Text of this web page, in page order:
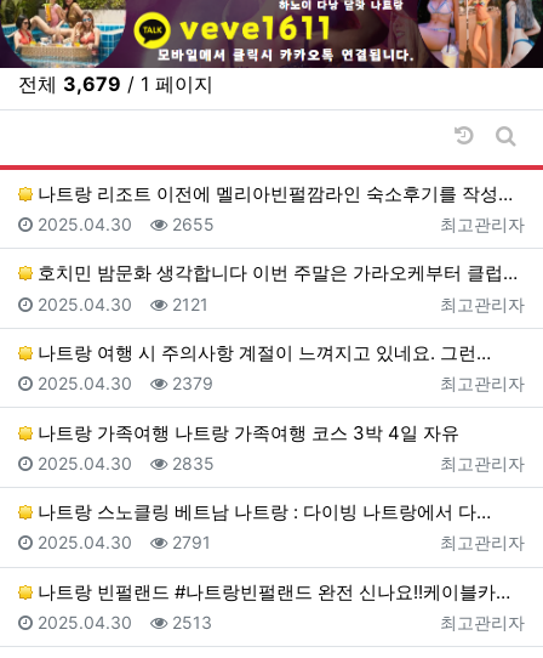
전체 3,679 / 1 페이지
날짜순
게
나트랑 리조트 이전에 멜리아빈펄깜라인 숙소후기를 작성했…
등록자
최고관리자
등록일
2025.04.30 조회
2655
호치민 밤문화 생각합니다 이번 주말은 가라오케부터 클럽…
등록자
최고관리자
등록일
2025.04.30 조회
2121
나트랑 여행 시 주의사항 계절이 느껴지고 있네요. 그런…
등록자
최고관리자
등록일
2025.04.30 조회
2379
나트랑 가족여행 나트랑 가족여행 코스 3박 4일 자유
등록자
최고관리자
등록일
2025.04.30 조회
2835
나트랑 스노클링 베트남 나트랑 : 다이빙 나트랑에서 다…
등록자
최고관리자
등록일
2025.04.30 조회
2791
나트랑 빈펄랜드 #나트랑빈펄랜드 완전 신나요!!케이블카…
등록자
최고관리자
등록일
2025.04.30 조회
2513